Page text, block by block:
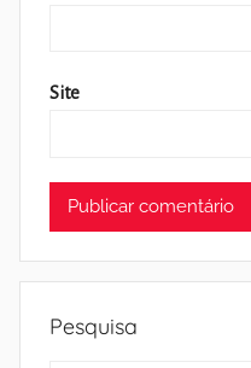
Site
Pesquisa